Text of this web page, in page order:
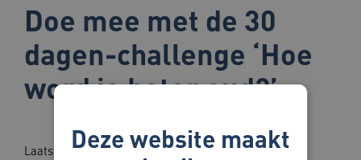
Doe mee met de 30
dagen-challenge ‘Hoe
word je beter oud?’
Laatst bijgewerkt op: 18-06-2026
Deze website maakt